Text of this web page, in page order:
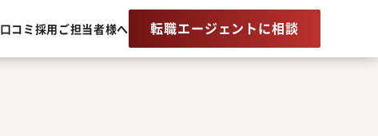
口コミ採用ご担当者様へ 転職エージェントに相談